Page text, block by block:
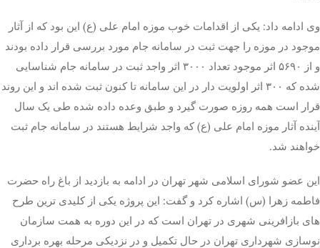
وی ادامه داد: یکی از اقدامات خوب موزه امام علی (ع) این بود که از آثار
موجود در موزه را جهت ثبت در سامانه جام مورد بررسی قرار داده بودند
و از ۵۶۹۰ اثر موجود تعداد ۳۰۰۰ اثر واجد ثبت در سامانه جام شناسایی
شده که ۳۰۰ اثر اولویت دار در این سامانه تا کنون ثبت شده اند و این روند
قرار است همه روزه صورت گیرد و طبق وعده داده شده طی یک سال
آینده آثار موزه امام علی (ع) که واجد شرایط هستند در سامانه جام ثبت
خواهند شد.
این عضو شورای اسلامی شهر تهران در ادامه به بازدید از باغ راه حضرت
فاطمه زهرا (س) اشاره کرد و گفت: این پروژه یکی از کلیدی ترین طرح
های بازافرینی شهری در تهران است که در این دوره به همت سازمان
نوسازی شهرداری تهران در حال تکمیل و در نزدیکی مرحله بهره برداری